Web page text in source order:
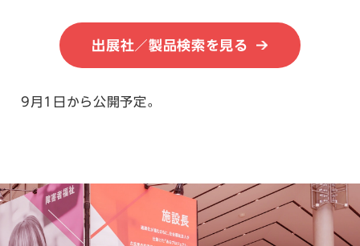
出展社／製品検索を見る
9月1日から公開予定。